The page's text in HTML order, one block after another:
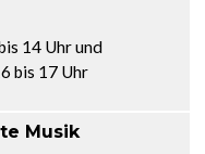
14 Uhr und
bis 17 Uhr
Musik